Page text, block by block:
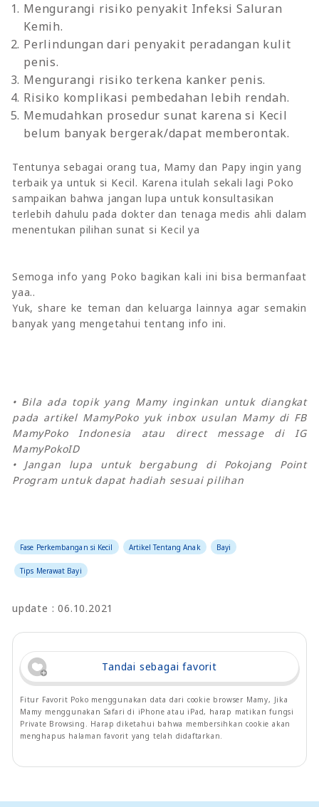
Mengurangi risiko penyakit Infeksi Saluran
Kemih.
Perlindungan dari penyakit peradangan kulit
penis.
Mengurangi risiko terkena kanker penis.
Risiko komplikasi pembedahan lebih rendah.
Memudahkan prosedur sunat karena si Kecil
belum banyak bergerak/dapat memberontak.
Tentunya sebagai orang tua, Mamy dan Papy ingin yang
terbaik ya untuk si Kecil. Karena itulah sekali lagi Poko
sampaikan bahwa jangan lupa untuk konsultasikan
terlebih dahulu pada dokter dan tenaga medis ahli dalam
menentukan pilihan sunat si Kecil ya
Semoga info yang Poko bagikan kali ini bisa bermanfaat
yaa..
Yuk, share ke teman dan keluarga lainnya agar semakin
banyak yang mengetahui tentang info ini.
• Bila ada topik yang Mamy inginkan untuk diangkat
pada artikel MamyPoko yuk inbox usulan Mamy di FB
MamyPoko Indonesia atau direct message di IG
MamyPokoID
• Jangan lupa untuk bergabung di Pokojang Point
Program untuk dapat hadiah sesuai pilihan
Fase Perkembangan si Kecil Artikel Tentang Anak Bayi
Tips Merawat Bayi
update : 06.10.2021
Tandai sebagai favorit
Fitur Favorit Poko menggunakan data dari cookie browser Mamy, Jika
Mamy menggunakan Safari di iPhone atau iPad, harap matikan fungsi
Private Browsing. Harap diketahui bahwa membersihkan cookie akan
menghapus halaman favorit yang telah didaftarkan.